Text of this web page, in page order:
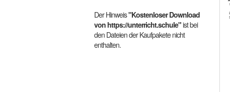
Der Hinweis"Kostenloser Download
von https://unterricht.schule"ist bei
den Dateien der Kaufpakete nicht
enthalten.